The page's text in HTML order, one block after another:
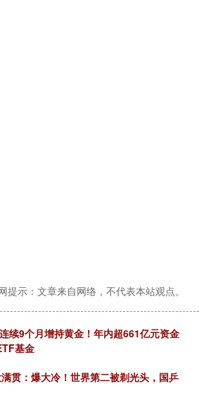
提示：文章来自网络，不代表本站观点。
续9个月增持黄金！年内超661亿元资金
基金
贯：爆大冷！世界第二被剃光头，国乒